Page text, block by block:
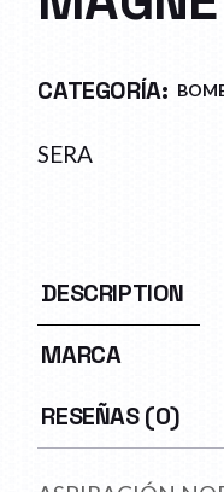
CATEGORÍA:
SERA
DESCRIPTION
MARCA
RESEÑAS (0)